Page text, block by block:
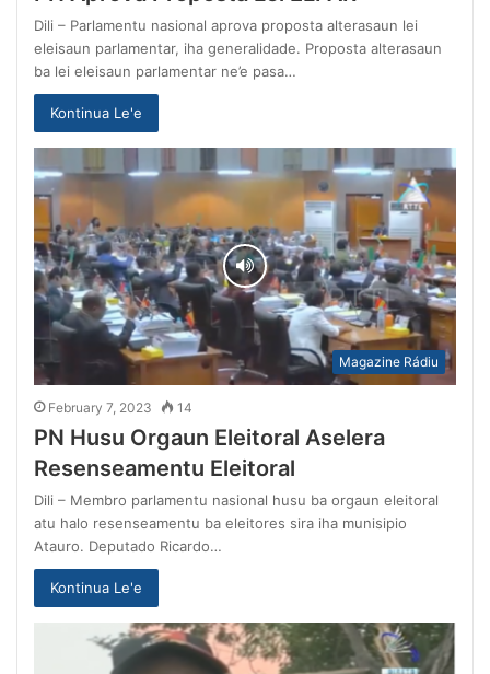
Dili – Parlamentu nasional aprova proposta alterasaun lei
eleisaun parlamentar, iha generalidade. Proposta alterasaun
ba lei eleisaun parlamentar ne’e pasa…
Kontinua Le'e
Magazine Rádiu
February 7, 2023 14
PN Husu Orgaun Eleitoral Aselera
Resenseamentu Eleitoral
Dili – Membro parlamentu nasional husu ba orgaun eleitoral
atu halo resenseamentu ba eleitores sira iha munisipio
Atauro. Deputado Ricardo…
Kontinua Le'e